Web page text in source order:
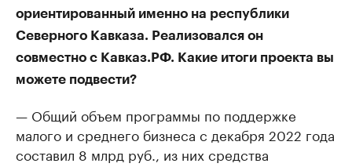
ориентированный именно на республики
Северного Кавказа. Реализовался он
совместно с Кавказ.РФ. Какие итоги проекта вы
можете подвести?
— Общий объем программы по поддержке
малого и среднего бизнеса с декабря 2022 года
составил 8 млрд руб., из них средства